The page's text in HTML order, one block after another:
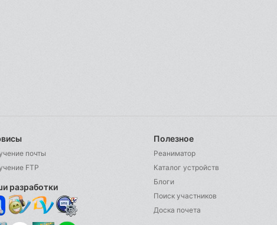
почты
FTP
разработки
Полезное
Реаниматор
Каталог устройств
Блоги
Поиск участников
Доска почета